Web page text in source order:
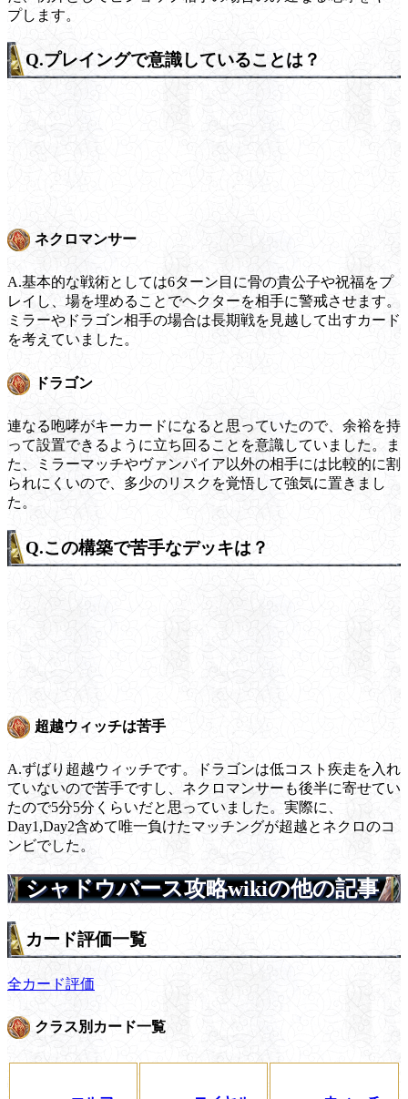
プします。
Q.プレイングで意識していることは？
ネクロマンサー
A.基本的な戦術としては6ターン目に骨の貴公子や祝福をプ
レイし、場を埋めることでヘクターを相手に警戒させます。
ミラーやドラゴン相手の場合は長期戦を見越して出すカード
を考えていました。
ドラゴン
連なる咆哮がキーカードになると思っていたので、余裕を持
って設置できるように立ち回ることを意識していました。ま
た、ミラーマッチやヴァンパイア以外の相手には比較的に割
られにくいので、多少のリスクを覚悟して強気に置きまし
た。
Q.この構築で苦手なデッキは？
超越ウィッチは苦手
A.ずばり超越ウィッチです。ドラゴンは低コスト疾走を入れ
ていないので苦手ですし、ネクロマンサーも後半に寄せてい
たので5分5分くらいだと思っていました。実際に、
Day1,Day2含めて唯一負けたマッチングが超越とネクロのコ
ンビでした。
シャドウバース攻略wikiの他の記事
カード評価一覧
全カード評価
クラス別カード一覧